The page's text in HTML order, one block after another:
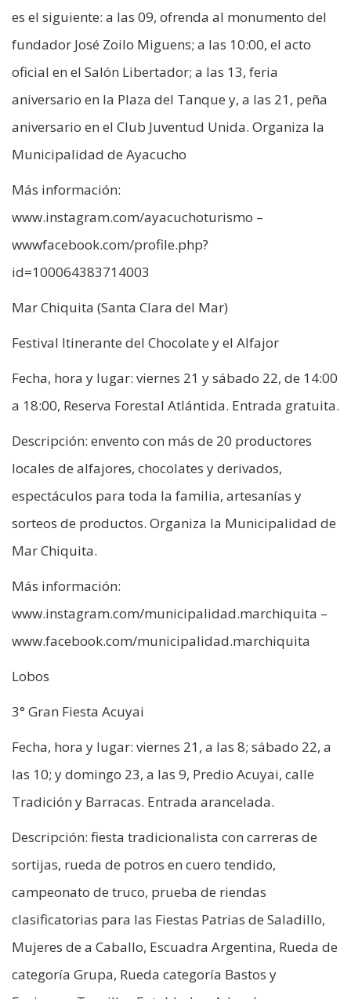
es el siguiente: a las 09, ofrenda al monumento del
fundador José Zoilo Miguens; a las 10:00, el acto
oficial en el Salón Libertador; a las 13, feria
aniversario en la Plaza del Tanque y, a las 21, peña
aniversario en el Club Juventud Unida. Organiza la
Municipalidad de Ayacucho
Más información:
www.instagram.com/ayacuchoturismo –
wwwfacebook.com/profile.php?
id=100064383714003
Mar Chiquita (Santa Clara del Mar)
Festival Itinerante del Chocolate y el Alfajor
Fecha, hora y lugar: viernes 21 y sábado 22, de 14:00
a 18:00, Reserva Forestal Atlántida. Entrada gratuita.
Descripción: envento con más de 20 productores
locales de alfajores, chocolates y derivados,
espectáculos para toda la familia, artesanías y
sorteos de productos. Organiza la Municipalidad de
Mar Chiquita.
Más información:
www.instagram.com/municipalidad.marchiquita –
www.facebook.com/municipalidad.marchiquita
Lobos
3° Gran Fiesta Acuyai
Fecha, hora y lugar: viernes 21, a las 8; sábado 22, a
las 10; y domingo 23, a las 9, Predio Acuyai, calle
Tradición y Barracas. Entrada arancelada.
Descripción: fiesta tradicionalista con carreras de
sortijas, rueda de potros en cuero tendido,
campeonato de truco, prueba de riendas
clasificatorias para las Fiestas Patrias de Saladillo,
Mujeres de a Caballo, Escuadra Argentina, Rueda de
categoría Grupa, Rueda categoría Bastos y